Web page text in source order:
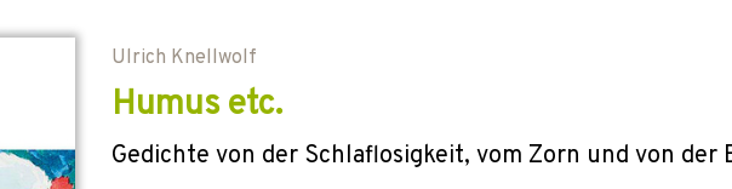
Ulrich Knellwolf
Humus etc.
Gedichte von der Schlaflosigkeit, vom Zorn und von der